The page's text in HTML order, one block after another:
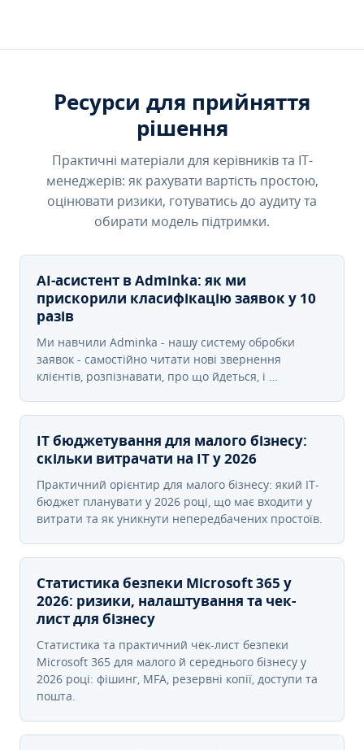
Ресурси для прийняття
рішення
Практичні матеріали для керівників та IT-
менеджерів: як рахувати вартість простою,
оцінювати ризики, готуватись до аудиту та
обирати модель підтримки.
AI-асистент в Adminka: як ми
прискорили класифікацію заявок у 10
разів
Ми навчили Adminka - нашу систему обробки
заявок - самостійно читати нові звернення
клієнтів, розпізнавати, про що йдеться, і …
IT бюджетування для малого бізнесу:
скільки витрачати на IT у 2026
Практичний орієнтир для малого бізнесу: який IT-
бюджет планувати у 2026 році, що має входити у
витрати та як уникнути непередбачених простоїв.
Статистика безпеки Microsoft 365 у
2026: ризики, налаштування та чек-
лист для бізнесу
Статистика та практичний чек-лист безпеки
Microsoft 365 для малого й середнього бізнесу у
2026 році: фішинг, MFA, резервні копії, доступи та
пошта.